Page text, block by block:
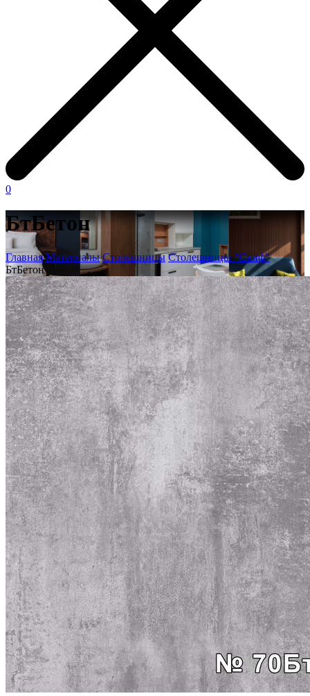
0
БтБетон
Главная Материалы Столешницы Столешницы "Скиф"
БтБетон